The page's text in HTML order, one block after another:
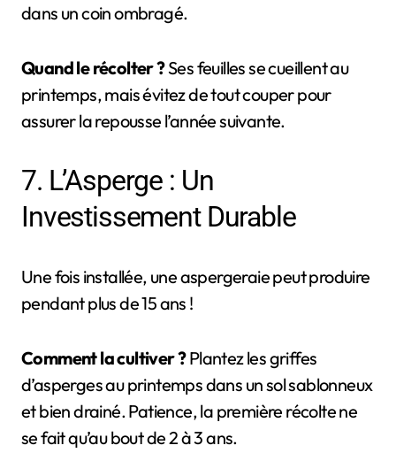
dans un coin ombragé.
Quand le récolter ?Ses feuilles se cueillent au
printemps, mais évitez de tout couper pour
assurer la repousse l’année suivante.
7. L’Asperge : Un
Investissement Durable
Une fois installée, une aspergeraie peut produire
pendant plus de 15 ans !
Comment la cultiver ?Plantez les griffes
d’asperges au printemps dans un sol sablonneux
et bien drainé. Patience, la première récolte ne
se fait qu’au bout de 2 à 3 ans.